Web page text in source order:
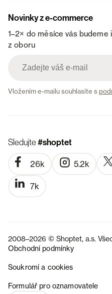
Novinky z e-commerce
1–2× do měsíce vás
z oboru
Vložením e-mailu souhlasíte s
Sledujte#shoptet
26k 5.2k
7k
2008–2026 © Shoptet, a.s.
Obchodní podmínky
Soukromí a cookies
Formulář pro oznamovatele